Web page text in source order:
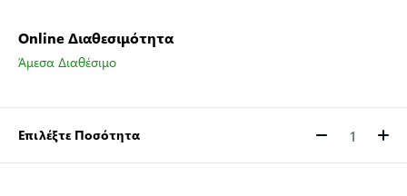
Online Διαθεσιμότητα
Άμεσα Διαθέσιμο
Επιλέξτε Ποσότητα Ποσότητα